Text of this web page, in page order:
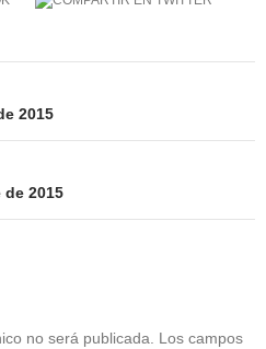
2015
de 2015
no será publicada. Los campos